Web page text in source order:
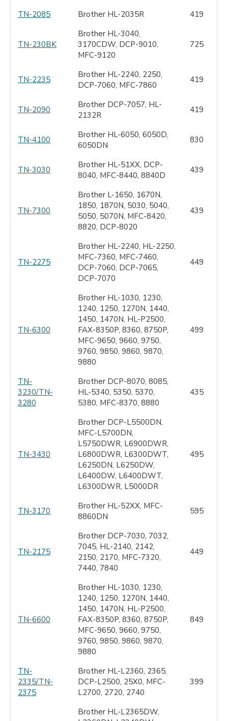
TN-2085 Brother HL-2035R 419
TN-230BK
Brother HL-3040,
3170CDW, DCP-9010,
MFC-9120
725
TN-2235
Brother HL-2240, 2250,
DCP-7060, MFC-7860
419
TN-2090
Brother DCP-7057, HL-
2132R
419
TN-4100
Brother HL-6050, 6050D,
6050DN
830
TN-3030
Brother HL-51XX, DCP-
8040, MFC-8440, 8840D
439
TN-7300
Brother L-1650, 1670N,
1850, 1870N, 5030, 5040,
5050, 5070N, MFC-8420,
8820, DCP-8020
439
TN-2275
Brother HL-2240, HL-2250,
MFC-7360, MFC-7460,
DCP-7060, DCP-7065,
DCP-7070
449
TN-6300
Brother HL-1030, 1230,
1240, 1250, 1270N, 1440,
1450, 1470N, HL-P2500,
FAX-8350P, 8360, 8750P,
MFC-9650, 9660, 9750,
9760, 9850, 9860, 9870,
9880
499
TN-
3230/TN-
3280
Brother DCP-8070, 8085,
HL-5340, 5350, 5370,
5380, MFC-8370, 8880
435
TN-3430
Brother DCP-L5500DN,
MFC-L5700DN,
L5750DWR, L6900DWR,
L6800DWR, L6300DWT,
L6250DN, L6250DW,
L6400DW, L6400DWT,
L6300DWR, L5000DR
495
TN-3170
Brother HL-52XX, MFC-
8860DN
595
TN-2175
Brother DCP-7030, 7032,
7045, HL-2140, 2142,
2150, 2170, MFC-7320,
7440, 7840
449
TN-6600
Brother HL-1030, 1230,
1240, 1250, 1270N, 1440,
1450, 1470N, HL-P2500,
FAX-8350P, 8360, 8750P,
MFC-9650, 9660, 9750,
9760, 9850, 9860, 9870,
9880
849
TN-
2335/TN-
2375
Brother HL-L2360, 2365,
DCP-L2500, 25X0, MFC-
L2700, 2720, 2740
399
Brother HL-L2365DW,